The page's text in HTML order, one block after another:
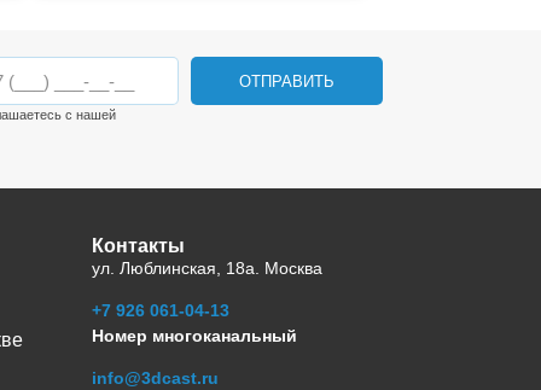
ОТПРАВИТЬ
с нашей
Контакты
ул. Люблинская, 18а. Москва
+7 926 061-04-13
Номер многоканальный
info@3dcast.ru